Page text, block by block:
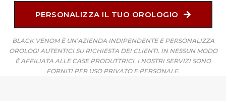
PERSONALIZZA IL TUO OROLOGIO
BLACK VENOM È UN’AZIENDA INDIPENDENTE E PERSONALIZZA
OROLOGI AUTENTICI SU RICHIESTA DEI CLIENTI. IN NESSUN MODO
È AFFILIATA ALLE CASE PRODUTTRICI. I NOSTRI SERVIZI SONO
FORNITI PER USO PRIVATO E PERSONALE.